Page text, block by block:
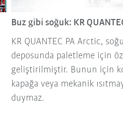
Buz gibi soğuk: KR
KR QUANTEC PA Arctic,
deposunda paletleme için
geliştirilmiştir. Bunun için
kapağa veya mekanik
duymaz.